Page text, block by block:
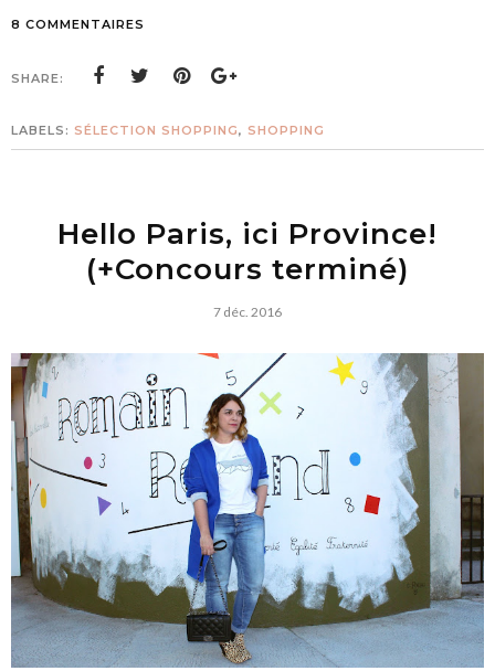
8 COMMENTAIRES
SHARE:
LABELS: SÉLECTION SHOPPING, SHOPPING
Hello Paris, ici Province!
(+Concours terminé)
7 déc. 2016